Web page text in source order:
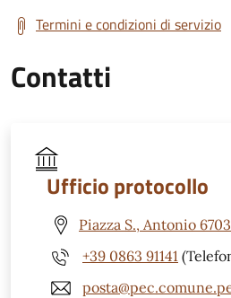
Termini e condizioni di servizio
Contatti
Ufficio protocollo
Piazza S., Antonio
+39 0863 91141